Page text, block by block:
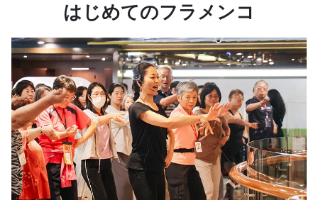
はじめてのフラメンコ